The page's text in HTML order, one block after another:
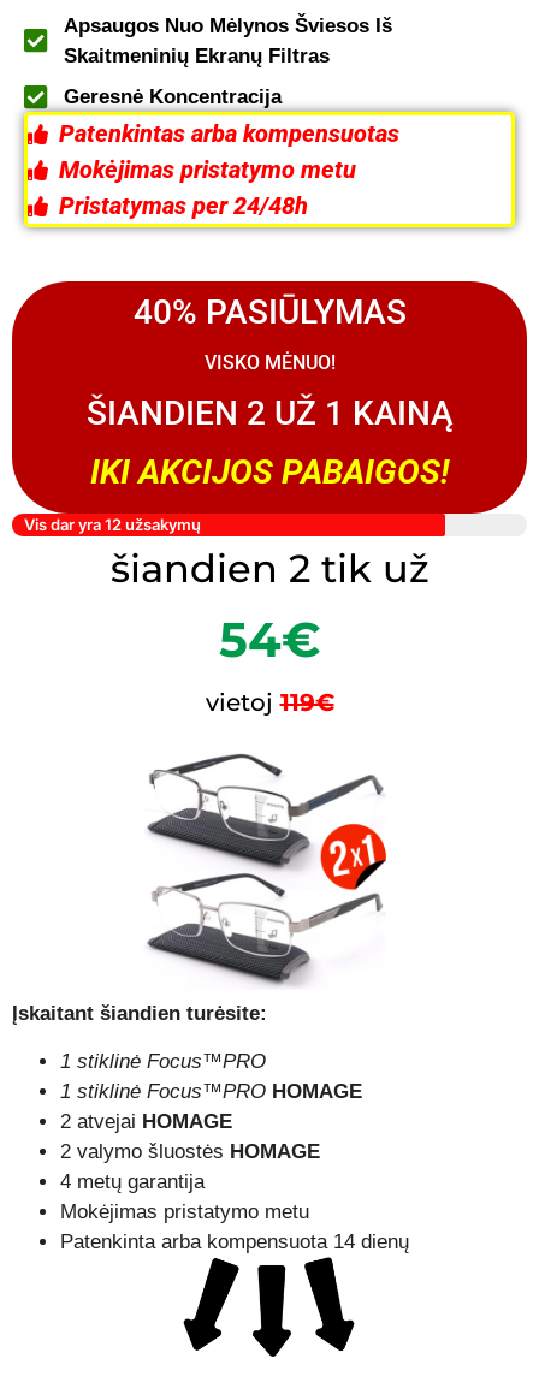
Apsaugos Nuo Mėlynos Šviesos Iš
Skaitmeninių Ekranų Filtras
Geresnė Koncentracija
Patenkintas arba kompensuotas
Mokėjimas pristatymo metu
Pristatymas per 24/48h
40% PASIŪLYMAS
VISKO MĖNUO!
ŠIANDIEN 2 UŽ 1 KAINĄ
IKI AKCIJOS PABAIGOS!
Vis dar yra 12 užsakymų
šiandien 2 tik už
54€
vietoj 119€
Įskaitant šiandien turėsite:
1 stiklinė Focus™PRO
1 stiklinė Focus™PRO HOMAGE
2 atvejai HOMAGE
2 valymo šluostės HOMAGE
4 metų garantija
Mokėjimas pristatymo metu
Patenkinta arba kompensuota 14 dienų